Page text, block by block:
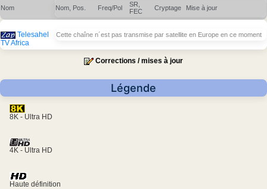
Nom Nom, Pos. Freq/Pol
SR,
FEC
Cryptage Mise à jour
Telesahel
TV Africa
Cette chaîne n´est pas transmise par satellite en Europe en ce moment
Corrections / mises à jour
Légende
8K - Ultra HD
4K - Ultra HD
Haute définition